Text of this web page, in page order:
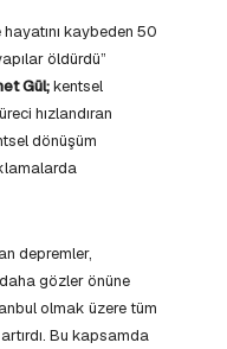
kaybeden 50
öldürdü”
Gül;kentsel
hızlandıran
dönüşüm
depremler,
gözler önüne
olmak üzere tüm
Bu kapsamda